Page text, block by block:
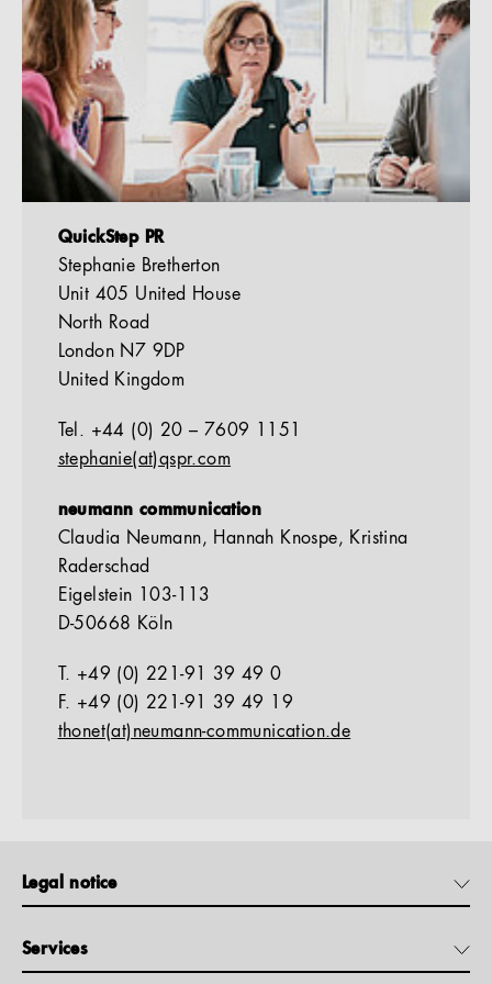
QuickStep PR
Stephanie Bretherton
Unit 405 United House
North Road
London N7 9DP
United Kingdom
Tel. +44 (0) 20 – 7609 1151
stephanie(at)qspr.com
neumann communication
Claudia Neumann, Hannah Knospe, Kristina
Raderschad
Eigelstein 103-113
D-50668 Köln
T. +49 (0) 221-91 39 49 0
F. +49 (0) 221-91 39 49 19
thonet(at)neumann-communication.de
Legal notice
Services